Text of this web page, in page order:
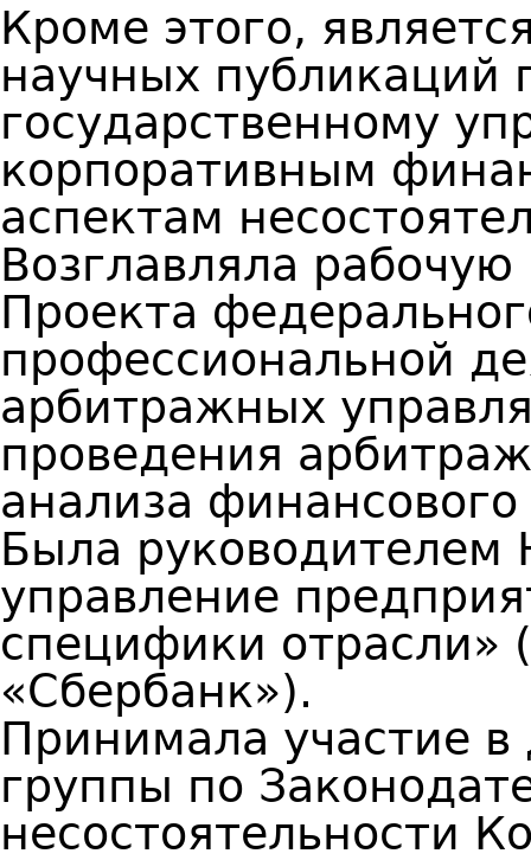
Кроме этого,
научных
государственному
корпоративным
аспектам
Возглавляла
Проекта
профессиональной
арбитражных
проведения
анализа
Была руководителем
управление
специфики отрасли»
«Сбербанк»).
Принимала участие в
группы по
несостоятельности